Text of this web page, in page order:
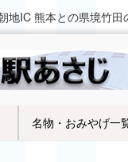
地IC 熊本との県境竹田
名物・おみやげ一